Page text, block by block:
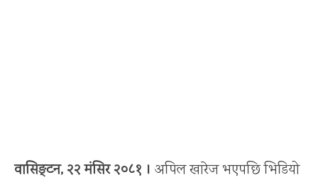
वासिङ्टन, २२ मंसिर २०८१ । अपिल खारेज भएपछि भिडियो